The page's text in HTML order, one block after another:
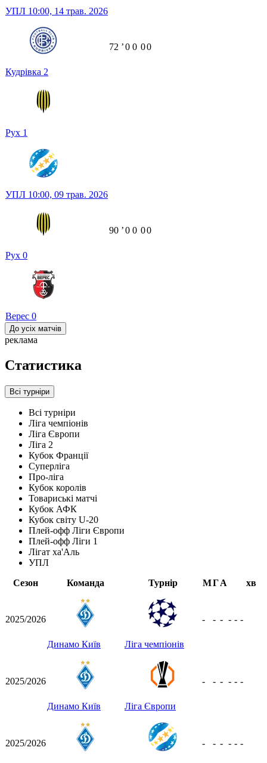
УПЛ 10:00, 14 трав. 2026
Кудрівка 2
Рух 1
72 ʼ0 0 00
УПЛ 10:00, 09 трав. 2026
Рух 0
Верес 0
90 ʼ0 0 00
До усіх матчів
реклама
Статистика
Всі турніри
Всі турніри
Ліга чемпіонів
Ліга Європи
Ліга 2
Кубок Франції
Суперліга
Про-ліга
Кубок королів
Товариські матчі
Кубок АФК
Кубок світу U-20
Плей-офф Ліги Європи
Плей-офф Ліги 1
Лігат ха'Аль
УПЛ
Сезон
Команда Турнір МГА хв
2025/2026
Динамо Київ Ліга чемпіонів
- - - - - -
2025/2026
Динамо Київ Ліга Європи
- - - - - -
2025/2026 - - - - - -